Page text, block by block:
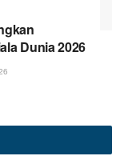
Dunia 2026